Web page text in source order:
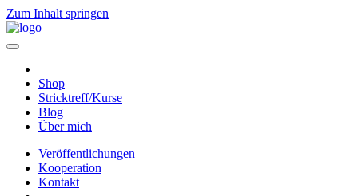
Zum Inhalt springen
Hauptnavigation
Shop
Stricktreff/Kurse
Blog
Über mich
Veröffentlichungen
Kooperation
Kontakt